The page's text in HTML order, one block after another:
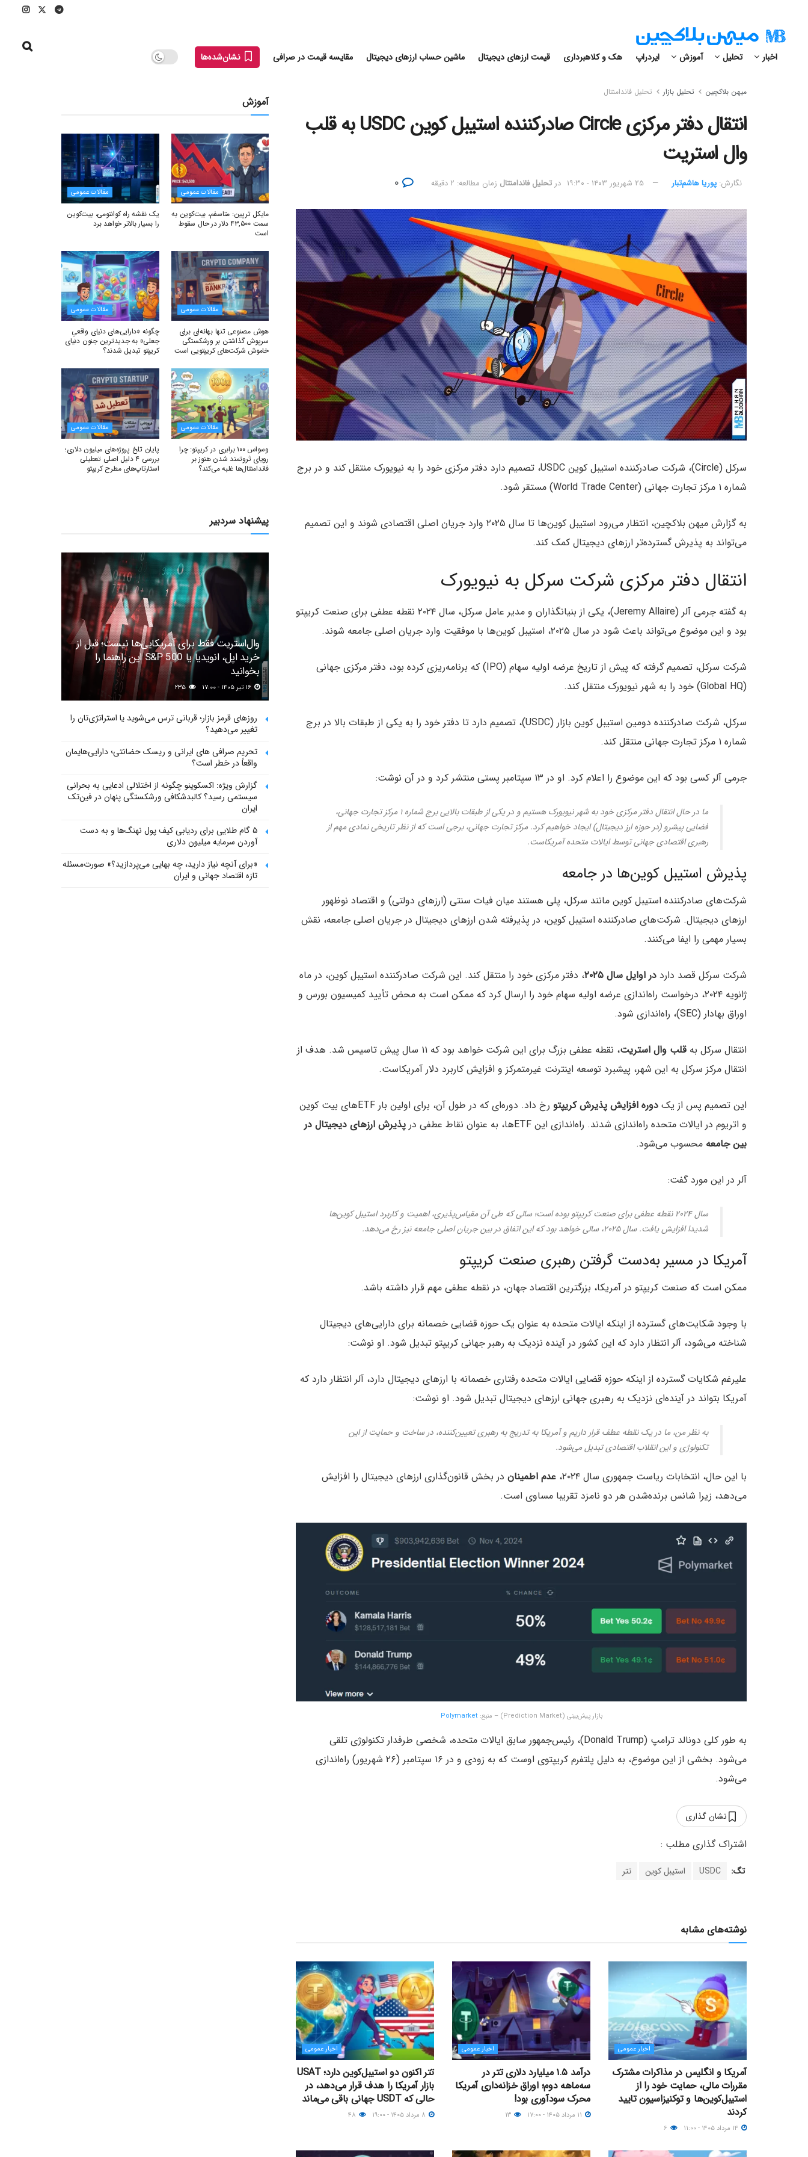
اخبار تحلیل آموزش ایردراپ هک و کلاهبرداری قیمت ارزهای دیجیتال ماشین حساب ارزهای دیجیتال مقایسه قیمت در صرافی نشان‌شده‌ها
میهن بلاکچین تحلیل بازار تحلیل فاندامنتال
انتقال دفتر مرکزی Circle صادرکننده استیبل کوین USDC به قلب
وال استریت
نگارش:‌ پوریا هاشم‌تبار ۲۵ شهریور ۱۴۰۳ - ۱۹:۳۰ در تحلیل فاندامنتال زمان مطالعه: ۲ دقیقه
سرکل (Circle)، شرکت صادرکننده استیبل کوین USDC، تصمیم دارد دفتر مرکزی خود را به نیویورک منتقل کند و در برج
شماره ۱ مرکز تجارت جهانی (World Trade Center) مستقر شود.
به گزارش میهن بلاکچین، انتظار می‌رود استیبل کوین‌ها تا سال ۲۰۲۵ وارد جریان اصلی اقتصادی شوند و این تصمیم
می‌تواند به پذیرش گسترده‌تر ارزهای دیجیتال کمک کند.
انتقال دفتر مرکزی شرکت سرکل به نیویورک
به گفته جرمی آلر (Jeremy Allaire)، یکی از بنیانگذاران و مدیر عامل سرکل، سال ۲۰۲۴ نقطه عطفی برای صنعت کریپتو
بود و این موضوع می‌تواند باعث شود در سال ۲۰۲۵، استیبل کوین‌ها با موفقیت وارد جریان اصلی جامعه شوند.
شرکت سرکل، تصمیم گرفته که پیش از تاریخ عرضه اولیه‌ سهام (IPO) که برنامه‌ریزی کرده بود، دفتر مرکزی جهانی
(Global HQ) خود را به شهر نیویورک منتقل کند.
سرکل، شرکت صادرکننده دومین استیبل کوین بازار (USDC)، تصمیم دارد تا دفتر خود را به یکی از طبقات بالا در برج
شماره ۱ مرکز تجارت جهانی منتقل کند.
جرمی آلر کسی بود که این موضوع را اعلام کرد. او در ۱۳ سپتامبر پستی منتشر کرد و در آن نوشت:
ما در حال انتقال دفتر مرکزی خود به شهر نیویورک هستیم و در یکی از طبقات بالایی برج شماره ۱ مرکز تجارت جهانی،
فضایی پیشرو (در حوزه ارز دیجیتال) ایجاد خواهیم کرد. مرکز تجارت جهانی، برجی است که از نظر تاریخی نمادی مهم از
رهبری اقتصادی جهانی توسط ایالات متحده آمریکاست.
پذیرش استیبل کوین‌ها در جامعه
شرکت‌های صادرکننده استیبل کوین مانند سرکل، پلی هستند میان فیات سنتی (ارزهای دولتی) و اقتصاد نوظهور
ارزهای دیجیتال. شرکت‌های صادرکننده استیبل کوین، در پذیرفته شدن ارزهای دیجیتال در جریان اصلی جامعه، نقش
بسیار مهمی را ایفا می‌کنند.
شرکت سرکل قصد دارد در اوایل سال ۲۰۲۵
، دفتر مرکزی خود را منتقل کند. این شرکت صادرکننده استیبل کوین، در ماه
ژانویه ۲۰۲۴، درخواست راه‌اندازی عرضه اولیه سهام خود را ارسال کرد که ممکن است به محض تأیید کمیسیون بورس و
اوراق بهادار (SEC)، راه‌اندازی شود.
انتقال سرکل به قلب وال استریت
، نقطه عطفی بزرگ برای این شرکت خواهد بود که ۱۱ سال پیش تاسیس شد. هدف از
انتقال مرکز سرکل به این شهر، پیشبرد توسعه اینترنت غیرمتمرکز و افزایش کاربرد دلار آمریکاست.
این تصمیم پس از یک دوره افزایش پذیرش کریپتو
رخ داد. دوره‌ای که در طول آن، برای اولین‌ بار ETFهای بیت کوین
و اتریوم در ایالات متحده راه‌اندازی شدند. راه‌اندازی این ETFها، به عنوان نقاط عطفی در
پذیرش ارزهای دیجیتال در
بین جامعه محسوب می‌شود.
آلر در این مورد گفت:
سال ۲۰۲۴ نقطه عطفی برای صنعت کریپتو بوده است؛ سالی که طی آن مقیاس‌پذیری، اهمیت و کاربرد استیبل کوین‌ها
شدیدا افزایش یافت. سال ۲۰۲۵، سالی خواهد بود که این اتفاق در بین جریان اصلی جامعه نیز رخ می‌دهد.
آمریکا در مسیر به‌دست گرفتن رهبری صنعت کریپتو
ممکن است که صنعت کریپتو در آمریکا، بزرگترین اقتصاد جهان،‌ در نقطه عطفی مهم قرار داشته باشد.
با وجود شکایت‌های گسترده از اینکه ایالات متحده به عنوان یک حوزه قضایی خصمانه برای دارایی‌های دیجیتال
شناخته می‌شود، آلر انتظار دارد که این کشور در آینده نزدیک به رهبر جهانی کریپتو تبدیل شود. او نوشت:
علیرغم شکایات گسترده از اینکه حوزه قضایی ایالات متحده رفتاری خصمانه با ارزهای دیجیتال دارد، آلر انتظار دارد که
آمریکا بتواند در آینده‌ای نزدیک به رهبری جهانی ارزهای دیجیتال تبدیل شود. او نوشت:
به نظر من، ما در یک نقطه عطف قرار داریم و آمریکا به تدریج به رهبری تعیین‌کننده، در ساخت و حمایت از این
تکنولوژی و این انقلاب اقتصادی تبدیل می‌شود.
با این حال، انتخابات ریاست جمهوری سال ۲۰۲۴، عدم اطمینان در بخش قانون‌گذاری ارزهای دیجیتال را افزایش
می‌دهد، زیرا شانس برنده‌شدن هر دو نامزد تقریبا مساوی است.
بازار پیش‌بینی (Prediction Market) – منبع: ‌ Polymarket
به طور کلی دونالد ترامپ (Donald Trump)، رئیس‌جمهور سابق ایالات متحده، شخصی طرفدار تکنولوژی تلقی
می‌شود. بخشی از این موضوع، به دلیل پلتفرم کریپتوی اوست که به زودی و در ۱۶ سپتامبر (۲۶ شهریور) راه‌اندازی
می‌شود.
نشان گذاری
تگ: USDC استیبل کوین تتر
نوشته‌های مشابه
اخبار عمومی
آمریکا و انگلیس در مذاکرات مشترک
مقررات مالی، حمایت خود را از
استیبل‌کوین‌ها و توکنیزاسیون تایید
کردند
اخبار عمومی
درآمد ۱.۵ میلیارد دلاری تتر در
سه‌ماهه دوم؛ اوراق خزانه‌داری آمریکا
محرک سودآوری بود!
اخبار عمومی
تتر اکنون دو استیبل‌کوین دارد؛ USAT
بازار آمریکا را هدف قرار می‌دهد، در
حالی که USDT جهانی باقی می‌ماند
آموزش
مقالات عمومی
مایکل ترپین: متاسفم، بیت‌کوین به
سمت ۴۳,۵۰۰ دلار در حال سقوط
است
مقالات عمومی
یک نقشه راه کوانتومی، بیت‌کوین
را بسیار بالاتر خواهد برد
مقالات عمومی
هوش مصنوعی تنها بهانه‌ای برای
سرپوش گذاشتن بر ورشکستگی
خاموش شرکت‌های کریپتویی است
مقالات عمومی
چگونه «دارایی‌های دنیای واقعیِ
جعلی» به جدیدترین جنون دنیای
کریپتو تبدیل شدند؟
مقالات عمومی
وسواس ۱۰۰ برابری در کریپتو: چرا
رویای ثروتمند شدن هنوز بر
فاندامنتال‌ها غلبه می‌کند؟
مقالات عمومی
پایان تلخ پروژه‌های میلیون دلاری؛
بررسی ۴ دلیل اصلی تعطیلی
استارتاپ‌های مطرح کریپتو
پیشنهاد سردبیر
وال‌استریت فقط برای آمریکایی‌ها نیست؛ قبل از
خرید اپل، انویدیا یا S&P 500 این راهنما را
بخوانید
روزهای قرمز بازار؛ قربانی ترس می‌شوید یا استراتژی‌تان را
تغییر می‌دهید؟
تحریم صرافی های ایرانی و ریسک حضانتی؛ دارایی‌هایمان
واقعاً در خطر است؟
گزارش ویژه: اکسکوینو چگونه از اختلالی ادعایی به بحرانی
سیستمی رسید؟ کالبدشکافی ورشکستگی پنهان در فین‌تک
ایران
۵ گام طلایی برای ردیابی کیف پول‌ نهنگ‌ها و به دست
آوردن سرمایه میلیون دلاری
«برای آنچه نیاز دارید، چه بهایی می‌پردازید؟» صورت‌مسئله
تازه اقتصاد جهانی و ایران